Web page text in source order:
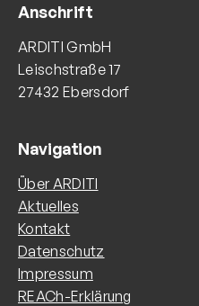
Anschrift
ARDITI GmbH
Leischstraße 17
27432 Ebersdorf
Navigation
Über ARDITI
Aktuelles
Kontakt
Datenschutz
Impressum
REACh-Erklärung